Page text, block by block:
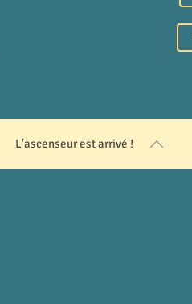
L'ascenseur est arrivé !